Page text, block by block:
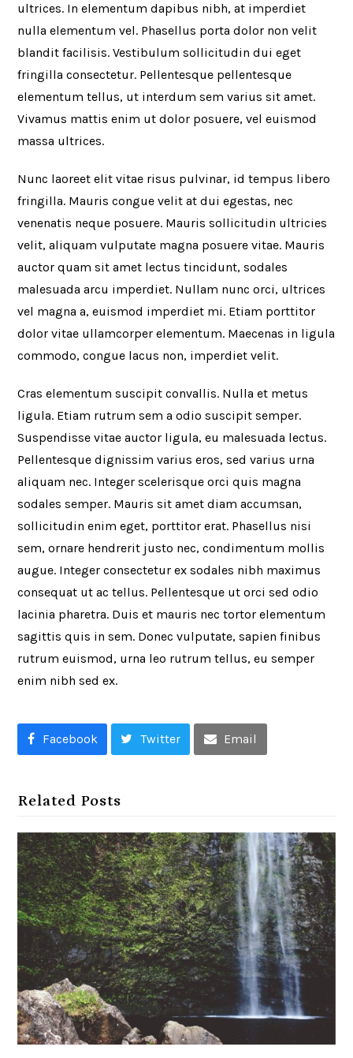
ultrices. In elementum dapibus nibh, at imperdiet
nulla elementum vel. Phasellus porta dolor non velit
blandit facilisis. Vestibulum sollicitudin dui eget
fringilla consectetur. Pellentesque pellentesque
elementum tellus, ut interdum sem varius sit amet.
Vivamus mattis enim ut dolor posuere, vel euismod
massa ultrices.
Nunc laoreet elit vitae risus pulvinar, id tempus libero
fringilla. Mauris congue velit at dui egestas, nec
venenatis neque posuere. Mauris sollicitudin ultricies
velit, aliquam vulputate magna posuere vitae. Mauris
auctor quam sit amet lectus tincidunt, sodales
malesuada arcu imperdiet. Nullam nunc orci, ultrices
vel magna a, euismod imperdiet mi. Etiam porttitor
dolor vitae ullamcorper elementum. Maecenas in ligula
commodo, congue lacus non, imperdiet velit.
Cras elementum suscipit convallis. Nulla et metus
ligula. Etiam rutrum sem a odio suscipit semper.
Suspendisse vitae auctor ligula, eu malesuada lectus.
Pellentesque dignissim varius eros, sed varius urna
aliquam nec. Integer scelerisque orci quis magna
sodales semper. Mauris sit amet diam accumsan,
sollicitudin enim eget, porttitor erat. Phasellus nisi
sem, ornare hendrerit justo nec, condimentum mollis
augue. Integer consectetur ex sodales nibh maximus
consequat ut ac tellus. Pellentesque ut orci sed odio
lacinia pharetra. Duis et mauris nec tortor elementum
sagittis quis in sem. Donec vulputate, sapien finibus
rutrum euismod, urna leo rutrum tellus, eu semper
enim nibh sed ex.
Facebook Twitter Email
Related Posts